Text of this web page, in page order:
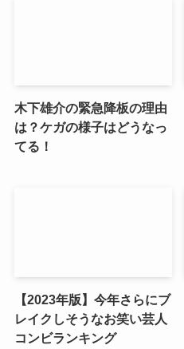
木下雄介の緊急降板の理由
は？ケガの様子はどうなっ
てる！
【2023年版】今年さらにブ
レイクしそうなお笑い芸人
コンビランキング